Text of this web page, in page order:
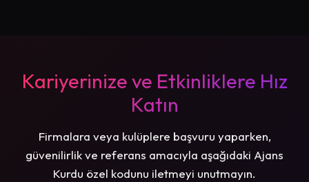
Kariyerinize ve Etkinliklere Hız
Katın
Firmalara veya kulüplere başvuru yaparken,
güvenilirlik ve referans amacıyla aşağıdaki Ajans
Kurdu özel kodunu iletmeyi unutmayın.